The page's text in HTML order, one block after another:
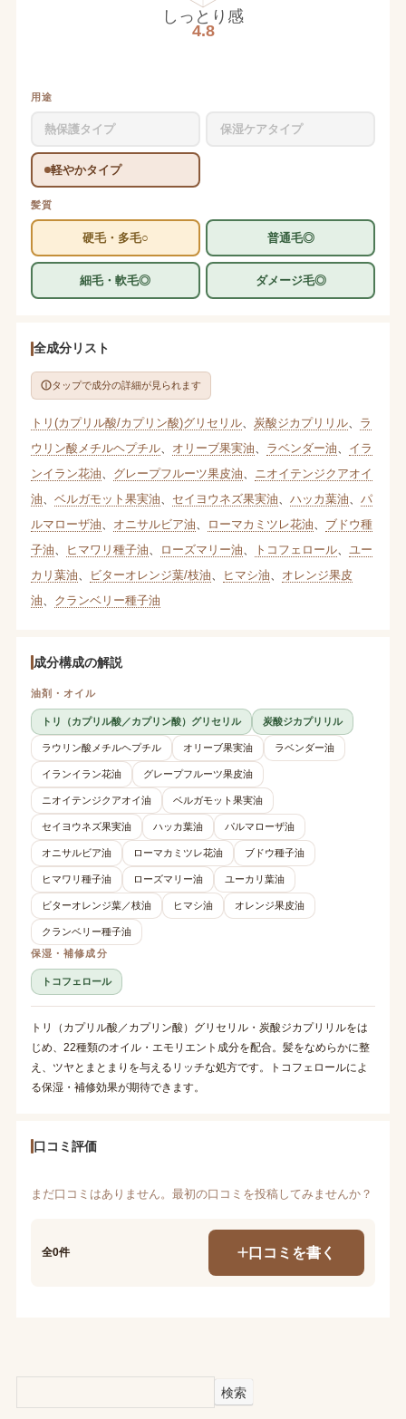
しっとり感
4.8
用途
熱保護タイプ 保湿ケアタイプ
軽やかタイプ
髪質
硬毛・多毛○ 普通毛◎
細毛・軟毛◎ ダメージ毛◎
全成分リスト
タップで成分の詳細が見られます
トリ(カプリル酸/カプリン酸)グリセリル、 炭酸ジカプリリル、 ラ
ウリン酸メチルヘプチル、 オリーブ果実油 ラベンダー油
イラ
ンイラン花油
グレープフルーツ果皮油
ニオイテンジクアオイ
油
ベルガモット果実油 セイヨウネズ果実油 ハッカ葉油
パ
ルマローザ油
オニサルビア油 ローマカミツレ花油
ブドウ種
子油
ヒマワリ種子油 ローズマリー油 トコフェロール、 ユー
カリ葉油
ビターオレンジ葉/枝油 ヒマシ油
オレンジ果皮
油
クランベリー種子油
成分構成の解説
油剤・オイル
トリ（カプリル酸／カプリン酸）グリセリル 炭酸ジカプリリル
ラウリン酸メチルヘプチル オリーブ果実油 ラベンダー油
イランイラン花油 グレープフルーツ果皮油
ニオイテンジクアオイ油 ベルガモット果実油
セイヨウネズ果実油 ハッカ葉油 パルマローザ油
オニサルビア油 ローマカミツレ花油 ブドウ種子油
ヒマワリ種子油 ローズマリー油 ユーカリ葉油
ビターオレンジ葉／枝油 ヒマシ油 オレンジ果皮油
クランベリー種子油
保湿・補修成分
トコフェロール
トリ（カプリル酸／カプリン酸）グリセリル・炭酸ジカプリリルをは
じめ、22種類のオイル・エモリエント成分を配合。髪をなめらかに整
え、ツヤとまとまりを与えるリッチな処方です。トコフェロールによ
る保湿・補修効果が期待できます。
口コミ評価
まだ口コミはありません。最初の口コミを投稿してみませんか？
全0件 口コミを書く
検索